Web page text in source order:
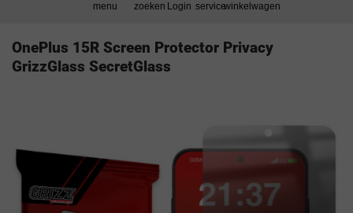
Login
OnePlus 15R Screen Protector Privacy
GrizzGlass SecretGlass